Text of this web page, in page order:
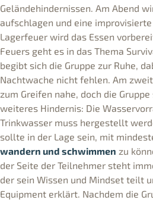
Geländehindernissen. Am Abend
aufschlagen und eine
Lagerfeuer wird das Essen
Feuers geht es in das Thema
begibt sich die Gruppe zur Ruhe,
Nachtwache nicht fehlen. Am
zum Greifen nahe, doch die
weiteres Hindernis: Die
Trinkwasser muss hergestellt
sollte in der Lage sein, mit
wandern und schwimmen zu
der Seite der Teilnehmer steht
der sein Wissen und Mindset teilt
Equipment erklärt. Nachdem die